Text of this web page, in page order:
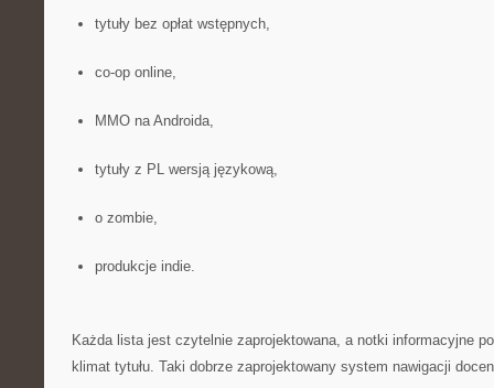
tytuły bez opłat wstępnych,
co-op online,
MMO na Androida,
tytuły z PL wersją językową,
o zombie,
produkcje indie.
Każda lista jest czytelnie zaprojektowana, a notki informacyjne
klimat tytułu. Taki dobrze zaprojektowany system nawigacji